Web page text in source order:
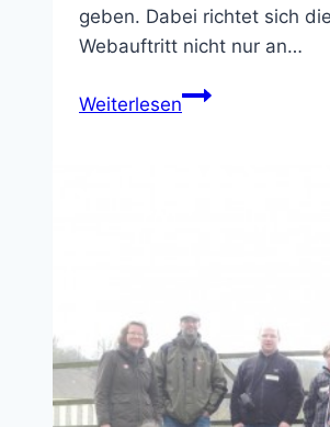
geben. Dabei richtet sich
Webauftritt nicht nur an…
WeiterlesenNeuer